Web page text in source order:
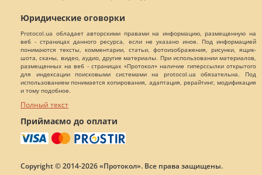
Юридические оговорки
Protocol.ua обладает авторскими правами на информацию, размещенную на
веб - страницах данного ресурса, если не указано иное. Под информацией
понимаются тексты, комментарии, статьи, фотоизображения, рисунки, ящик-
шота, сканы, видео, аудио, другие материалы. При использовании материалов,
размещенных на веб - страницах «Протокол» наличие гиперссылки открытого
для индексации поисковыми системами на protocol.ua обязательна. Под
использованием понимается копирования, адаптация, рерайтинг, модификация
и тому подобное.
Полный текст
Приймаємо до оплати
Copyright © 2014-2026 «Протокол». Все права защищены.